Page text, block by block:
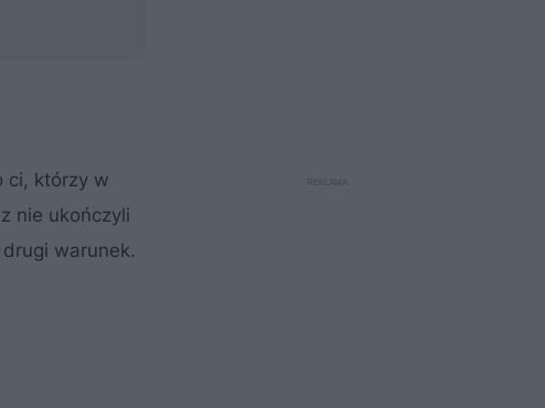
ci, którzy w
nie ukończyli
warunek.